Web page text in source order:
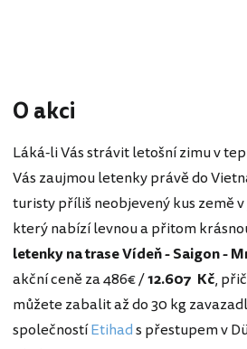
O akci
Láká-li Vás strávit letošní zimu v
Vás zaujmou letenky právě do
turisty příliš neobjevený kus země
který nabízí levnou a přitom
letenky na trase Vídeň - Saigon -
akční ceně za 486€ /12.607 Kč,
můžete zabalit až do 30 kg
společnostíEtihads přestupem v